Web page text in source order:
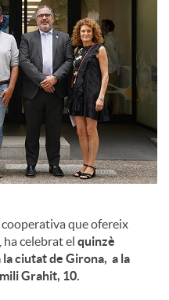
cooperativa que ofereix
ha celebrat el quinzè
ciutat de Girona, a la
Grahit, 10.